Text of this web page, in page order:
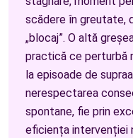
scădere în greutate,
„blocaj”. O altă
practică ce perturbă
la episoade de
nerespectarea
spontane, fie prin
eficiența intervenției